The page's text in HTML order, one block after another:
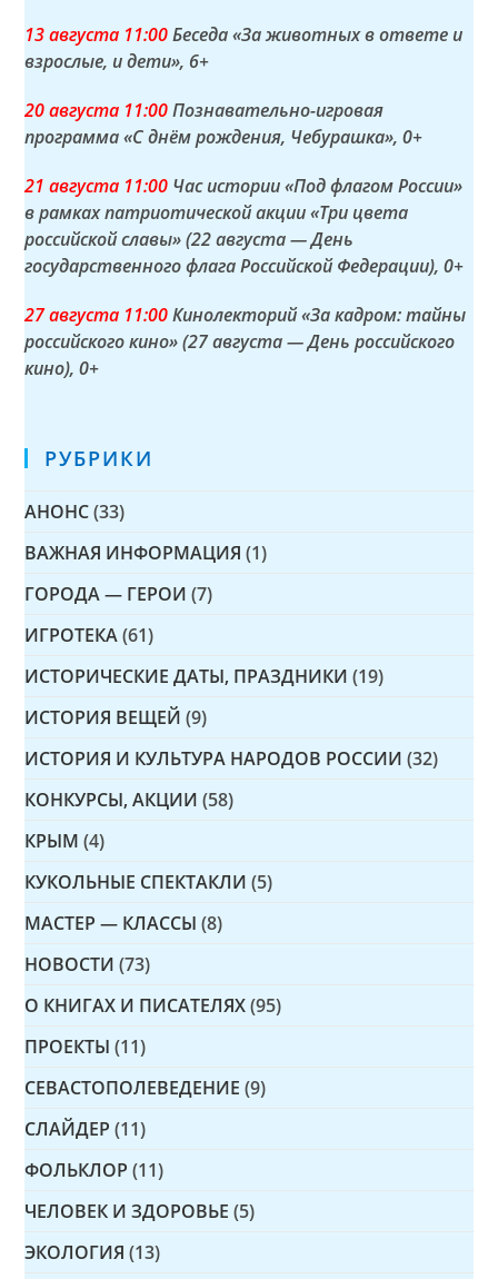
13 августа 11:00Беседа «За животных в ответе и
взрослые, и дети», 6+
20 августа 11:00Познавательно-игровая
программа «С днём рождения, Чебурашка», 0+
21 августа 11:00 Час истории «Под флагом России»
в рамках патриотической акции «Три цвета
российской славы» (22 августа — День
государственного флага Российской Федерации), 0+
27 августа 11:00Кинолекторий «За кадром: тайны
российского кино» (27 августа — День российского
кино), 0+
РУБРИКИ
АНОНС (33)
ВАЖНАЯ ИНФОРМАЦИЯ (1)
ГОРОДА — ГЕРОИ (7)
ИГРОТЕКА (61)
ИСТОРИЧЕСКИЕ ДАТЫ, ПРАЗДНИКИ (19)
ИСТОРИЯ ВЕЩЕЙ (9)
ИСТОРИЯ И КУЛЬТУРА НАРОДОВ РОССИИ (32)
КОНКУРСЫ, АКЦИИ (58)
КРЫМ (4)
КУКОЛЬНЫЕ СПЕКТАКЛИ (5)
МАСТЕР — КЛАССЫ (8)
НОВОСТИ (73)
О КНИГАХ И ПИСАТЕЛЯХ (95)
ПРОЕКТЫ (11)
СЕВАСТОПОЛЕВЕДЕНИЕ (9)
СЛАЙДЕР (11)
ФОЛЬКЛОР (11)
ЧЕЛОВЕК И ЗДОРОВЬЕ (5)
ЭКОЛОГИЯ (13)